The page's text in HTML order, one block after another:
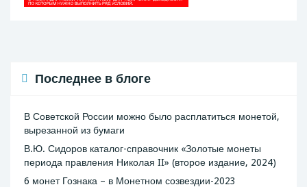
Последнее в блоге
В Советской России можно было расплатиться монетой,
вырезанной из бумаги
В.Ю. Сидоров каталог-справочник «Золотые монеты
периода правления Николая II» (второе издание, 2024)
6 монет Гознака – в Монетном созвездии-2023